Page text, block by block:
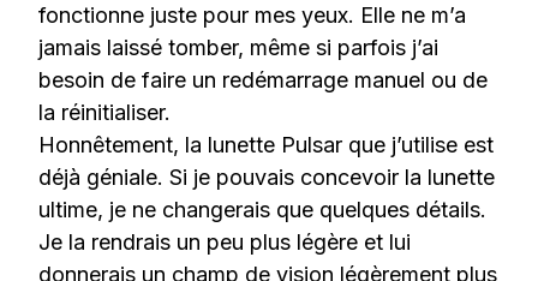
fonctionne juste pour mes yeux. Elle ne m’a
jamais laissé tomber, même si parfois j’ai
besoin de faire un redémarrage manuel ou de
la réinitialiser.
Honnêtement, la lunette Pulsar que j’utilise est
déjà géniale. Si je pouvais concevoir la lunette
ultime, je ne changerais que quelques détails.
Je la rendrais un peu plus légère et lui
donnerais un champ de vision légèrement plus